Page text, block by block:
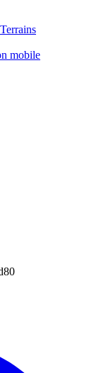
mobile